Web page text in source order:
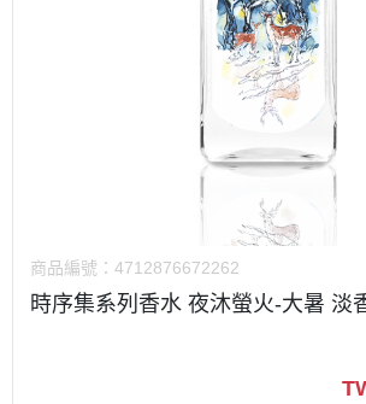
商品編號： 4712876672262
時序集系列香水 夜沐螢火-大暑 淡